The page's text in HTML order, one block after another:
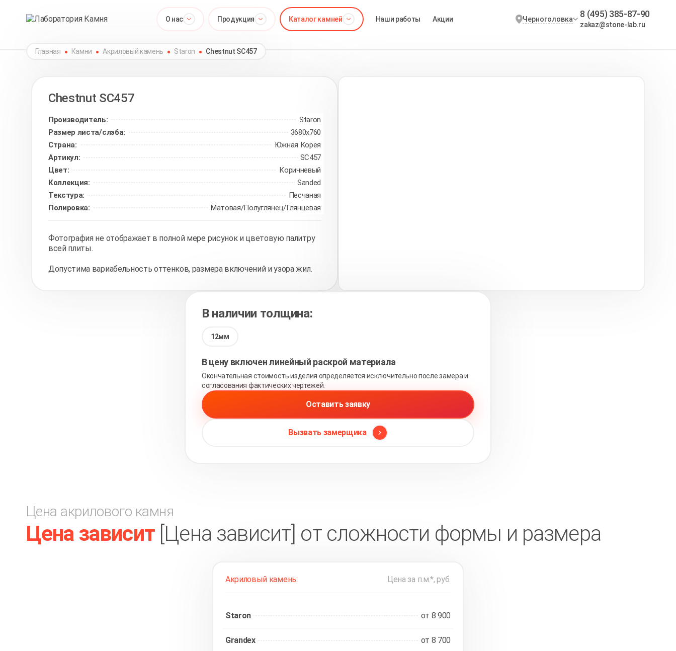
О нас Продукция Каталог камней Наши работы Акции Черноголовка 8 (495) 385-87-90
zakaz@stone-lab.ru
Главная Камни Акриловый камень Staron Chestnut SC457
Chestnut SC457
Производитель:
Staron
Размер листа/слэба:
3680х760
Страна:
Южная Корея
Артикул:
SC457
Цвет:
Коричневый
Коллекция:
Sanded
Текстура:
Песчаная
Полировка:
Матовая/Полуглянец/Глянцевая
Фотография не отображает в полной мере рисунок и цветовую палитру
всей плиты.
Допустима вариабельность оттенков, размера включений и узора жил.
В наличии толщина:
12мм
В цену включен линейный раскрой материала
Окончательная стоимость изделия определяется исключительно после замера и
согласования фактических чертежей.
Оставить заявку
Вызвать замерщика
Цена акрилового камня
Цена зависит[Цена зависит] от сложности формы и размера
Акриловый камень: Цена за п.м.*, руб.
Staron от 8 900
Grandex от 8 700